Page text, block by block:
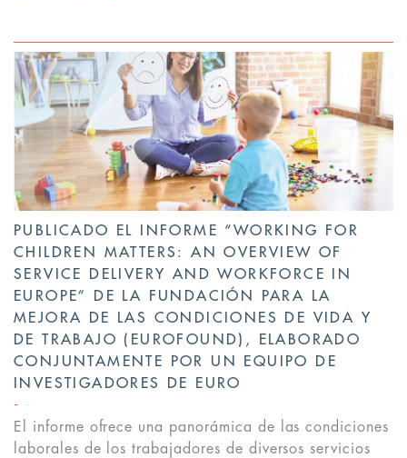
PUBLICADO EL INFORME “WORKING FOR
CHILDREN MATTERS: AN OVERVIEW OF
SERVICE DELIVERY AND WORKFORCE IN
EUROPE” DE LA FUNDACIÓN PARA LA
MEJORA DE LAS CONDICIONES DE VIDA Y
DE TRABAJO (EUROFOUND), ELABORADO
CONJUNTAMENTE POR UN EQUIPO DE
INVESTIGADORES DE EURO
El informe ofrece una panorámica de las condiciones
laborales de los trabajadores de diversos servicios